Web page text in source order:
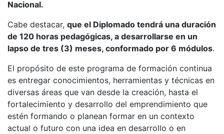
Nacional.
Cabe destacar, que el Diplomado tendrá una duración
de 120 horas pedagógicas, a desarrollarse en un
lapso de tres (3) meses, conformado por 6 módulos.
El propósito de este programa de formación continua
es entregar conocimientos, herramientas y técnicas en
diversas áreas que van desde la creación, hasta el
fortalecimiento y desarrollo del emprendimiento que
estén formando o planean formar en un contexto
actual o futuro con una idea en desarrollo o en